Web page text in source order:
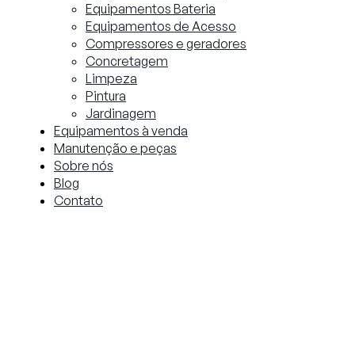
Equipamentos Bateria
Equipamentos de Acesso
Compressores e geradores
Concretagem
Limpeza
Pintura
Jardinagem
Equipamentos à venda
Manutenção e peças
Sobre nós
Blog
Contato